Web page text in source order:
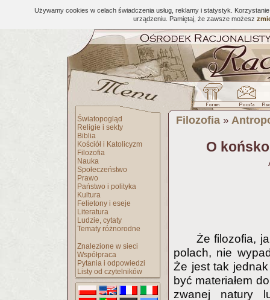
Używamy cookies w celach świadczenia usług, reklamy i statystyk.
urządzeniu. Pamiętaj, że zawsze możesz
Światopogląd
Religie i sekty
Biblia
Kościół i Katolicyzm
Filozofia
Nauka
Społeczeństwo
Prawo
Państwo i polityka
Kultura
Felietony i eseje
Literatura
Ludzie, cytaty
Tematy różnorodne
Znalezione w sieci
Współpraca
Pytania i odpowiedzi
Listy od czytelników
Filozofia »
O
Że filozofia,
polach, nie
Że jest tak
być materiałem
zwanej natury